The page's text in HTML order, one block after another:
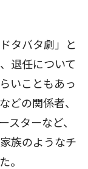
タバタ劇」と
退任について
いこともあっ
どの関係者、
スターなど、
族のようなチ
。